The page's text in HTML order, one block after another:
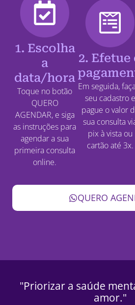
1. Escolha
a
data/hora
Toque no botão
QUERO
AGENDAR, e siga
as instruções para
agendar a sua
primeira consulta
online.
2. Efetue
Em seguida,
seu cadastro e
pague o valor
sua consulta
pix à vista ou
cartão até 3x.
QUERO
"Priorizar a saúde
amor."